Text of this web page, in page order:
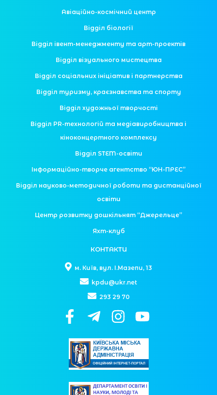
Авіаційно-космічний центр
Відділ біології
Відділ івент-менеджменту та арт-проектів
Відділ візуального мистецтва
Відділ соціальних ініціатив і партнерства
Відділ туризму, краєзнавства та спорту
Відділ художньої творчості
Відділ PR-технологій та медіавиробництва і
кіноконцертного комплексу
Відділ STEM-освіти
Інформаційно-творче агентство “ЮН-ПРЕС”
Відділ науково-методичної роботи та дистанційної
освіти
Центр розвитку дошкільнят “Джерельце”
Яхт-клуб
КОНТАКТИ
м. Київ, вул. І.Мазепи, 13
kpdu@ukr.net
293 29 70